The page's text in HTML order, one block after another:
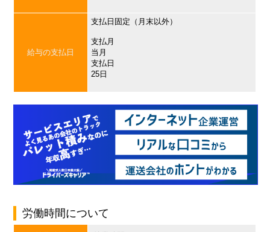
給与の支払日
支払日固定（月末以外）
支払月
当月
支払日
25日
労働時間について